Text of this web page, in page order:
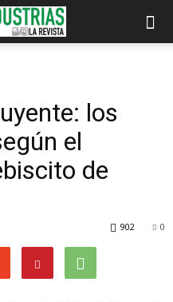
los
el
de
0
902